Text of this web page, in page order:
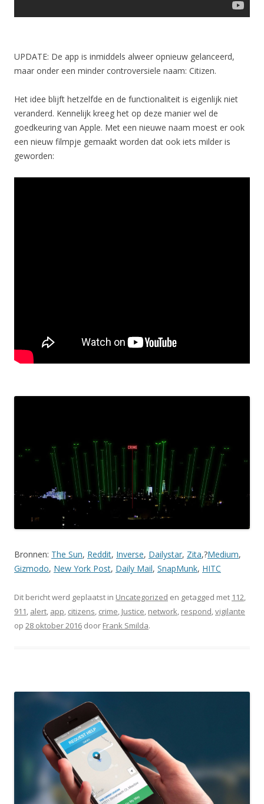
UPDATE: De app is inmiddels alweer opnieuw gelanceerd,
maar onder een minder controversiele naam: Citizen.
Het idee blijft hetzelfde en de functionaliteit is eigenlijk niet
veranderd. Kennelijk kreeg het op deze manier wel de
goedkeuring van Apple. Met een nieuwe naam moest er ook
een nieuw filmpje gemaakt worden dat ook iets milder is
geworden:
Bronnen: The Sun, Reddit, Inverse, Dailystar, Zita,?Medium,
Gizmodo, New York Post, Daily Mail, SnapMunk, HITC
Dit bericht werd geplaatst in Uncategorized en getagged met 112,
911, alert, app, citizens, crime, Justice, network, respond,vigilante
op 28 oktober 2016 door Frank Smilda.